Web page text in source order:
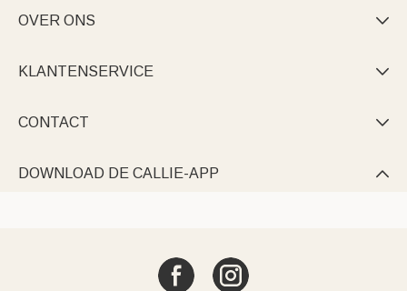
OVER ONS 
KLANTENSERVICE 
CONTACT 
DOWNLOAD DE CALLIE-APP 